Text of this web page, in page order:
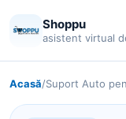
Shoppu
asistent virtual
Acasă/Suport Auto